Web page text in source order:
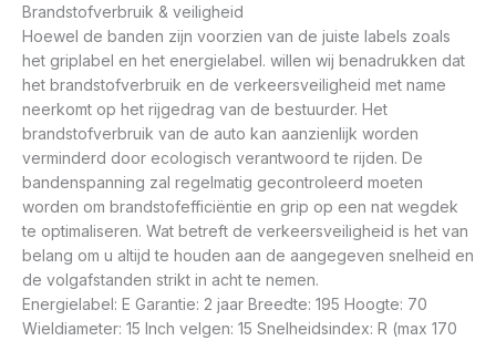
Brandstofverbruik & veiligheid
Hoewel de banden zijn voorzien van de juiste labels zoals
het griplabel en het energielabel. willen wij benadrukken dat
het brandstofverbruik en de verkeersveiligheid met name
neerkomt op het rijgedrag van de bestuurder. Het
brandstofverbruik van de auto kan aanzienlijk worden
verminderd door ecologisch verantwoord te rijden. De
bandenspanning zal regelmatig gecontroleerd moeten
worden om brandstofefficiëntie en grip op een nat wegdek
te optimaliseren. Wat betreft de verkeersveiligheid is het van
belang om u altijd te houden aan de aangegeven snelheid en
de volgafstanden strikt in acht te nemen.
Energielabel: E Garantie: 2 jaar Breedte: 195 Hoogte: 70
Wieldiameter: 15 Inch velgen: 15 Snelheidsindex: R (max 170